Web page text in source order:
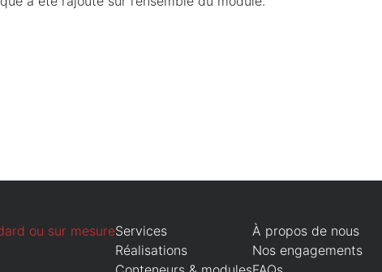
ou sur mesureServices
Réalisations
À propos de nous
Nos engagements